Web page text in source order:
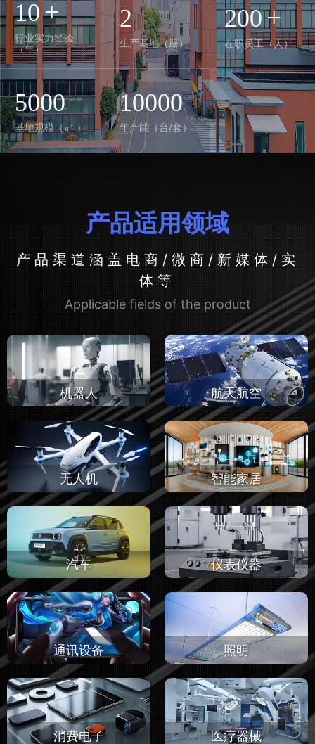
10+
行业实力经验
（年）
2
生产基地（座）
200+
在职员工（人）
5000
基地规模（㎡ ）
10000
年产能（台/套）
产品适用领域
产品渠道涵盖电商/微商/新媒体/实
体等
Applicable fields of the product
机器人 航天航空
无人机 智能家居
汽车 仪表仪器
通讯设备 照明
消费电子 医疗器械